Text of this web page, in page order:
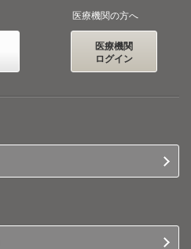
医療機関の方へ
医療機関
ログイン